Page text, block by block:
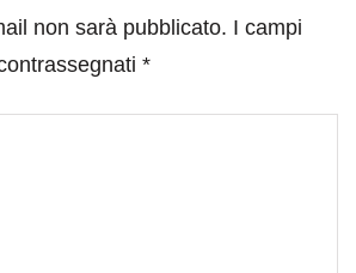
non sarà pubblicato. I campi
*